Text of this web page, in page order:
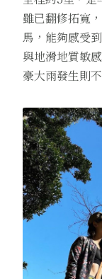
雖已翻修拓寬
馬，能夠感受
與地滑地質敏
豪大雨發生則